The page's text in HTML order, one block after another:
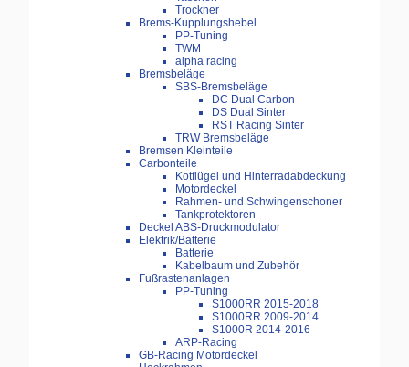
Trockner
Brems-Kupplungshebel
PP-Tuning
TWM
alpha racing
Bremsbeläge
SBS-Bremsbeläge
DC Dual Carbon
DS Dual Sinter
RST Racing Sinter
TRW Bremsbeläge
Bremsen Kleinteile
Carbonteile
Kotflügel und Hinterradabdeckung
Motordeckel
Rahmen- und Schwingenschoner
Tankprotektoren
Deckel ABS-Druckmodulator
Elektrik/Batterie
Batterie
Kabelbaum und Zubehör
Fußrastenanlagen
PP-Tuning
S1000RR 2015-2018
S1000RR 2009-2014
S1000R 2014-2016
ARP-Racing
GB-Racing Motordeckel